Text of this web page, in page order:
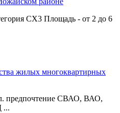
СХ3 Площадь - от 2 до 6
жилых многоквартирных
предпочтение СВАО, ВАО,
...